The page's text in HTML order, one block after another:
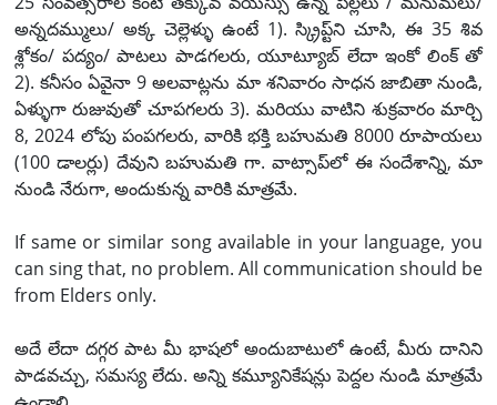
అన్నదమ్ములు/ అక్క చెల్లెళ్ళు ఉంటే 1). స్క్రిప్ట్‌ని చూసి, ఈ 35 శివ
శ్లోకం/ పద్యం/ పాటలు పాడగలరు, యూట్యూబ్ లేదా ఇంకో లింక్ తో
2). కనీసం ఏవైనా 9 అలవాట్లను మా శనివారం సాధన జాబితా నుండి,
ఏళ్ళుగా రుజువుతో చూపగలరు 3). మరియు వాటిని శుక్రవారం మార్చి
8, 2024 లోపు పంపగలరు, వారికి భక్తి బహుమతి 8000 రూపాయలు
(100 డాలర్లు) దేవుని బహుమతి గా. వాట్సాప్‌లో ఈ సందేశాన్ని, మా
నుండి నేరుగా, అందుకున్న వారికి మాత్రమే.
If same or similar song available in your language, you
can sing that, no problem. All communication should be
from Elders only.
అదే లేదా దగ్గర పాట మీ భాషలో అందుబాటులో ఉంటే, మీరు దానిని
పాడవచ్చు, సమస్య లేదు. అన్ని కమ్యూనికేషన్లు పెద్దల నుండి మాత్రమే